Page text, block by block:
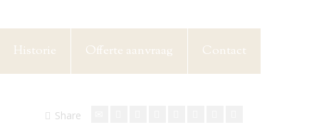
Historie Offerte aanvraag Contact
Share